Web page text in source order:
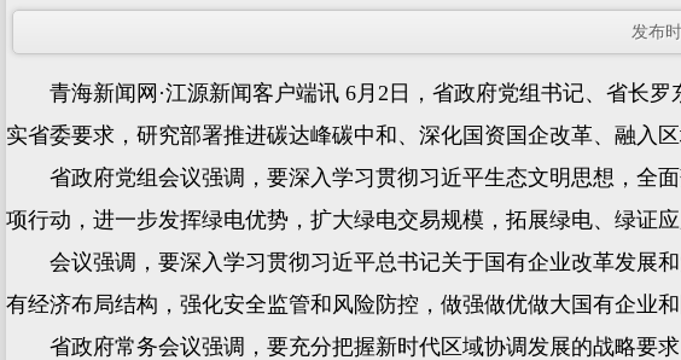
发布
青海新闻网·江源新闻客户端讯 6月2日，省政府党组书记、省长罗
实省委要求，研究部署推进碳达峰碳中和、深化国资国企改革、融入
省政府党组会议强调，要深入学习贯彻习近平生态文明思想，全面
项行动，进一步发挥绿电优势，扩大绿电交易规模，拓展绿电、绿证
会议强调，要深入学习贯彻习近平总书记关于国有企业改革发展和
有经济布局结构，强化安全监管和风险防控，做强做优做大国有企业和
省政府常务会议强调，要充分把握新时代区域协调发展的战略要求